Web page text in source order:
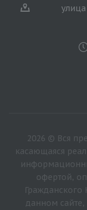
2026 © Вся
касающаяся
офертой,
данном